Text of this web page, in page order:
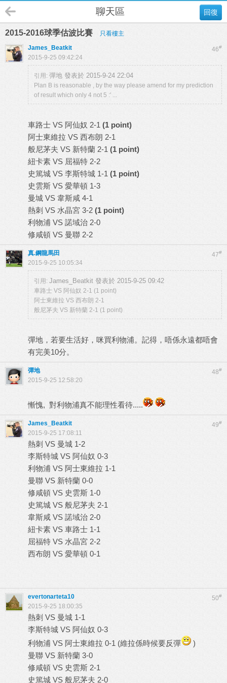
回復
聊天區
2015-2016球季估波比賽 只看樓主
46#
James_Beatkit
2015-9-25 09:42:24
引用: 彈地 發表於 2015-9-24 22:04
Plan B is reasonable , by the way please amend for my prediction
of result which only 4 not 5 :' ...
車路士 VS 阿仙奴 2-1 (1 point)
阿士東維拉 VS 西布朗 2-1
般尼茅夫 VS 新特蘭 2-1 (1 point)
紐卡素 VS 屈福特 2-2
史篤城 VS 李斯特城 1-1 (1 point)
史雲斯 VS 愛華頓 1-3
曼城 VS 韋斯咸 4-1
熱刺 VS 水晶宮 3-2 (1 point)
利物浦 VS 諾域治 2-0
修咸頓 VS 曼聯 2-2
47#
真.鋼龍馬田
2015-9-25 10:05:34
引用: James_Beatkit 發表於 2015-9-25 09:42
車路士 VS 阿仙奴 2-1 (1 point)
阿士東維拉 VS 西布朗 2-1
般尼茅夫 VS 新特蘭 2-1 (1 point)
彈地，若要生活好，咪買利物浦。記得，唔係永遠都唔會
有完美10分。
48#
彈地
2015-9-25 12:58:20
慚愧, 對利物浦真不能理性看待.....
49#
James_Beatkit
2015-9-25 17:08:11
熱刺 VS 曼城 1-2
李斯特城 VS 阿仙奴 0-3
利物浦 VS 阿士東維拉 1-1
曼聯 VS 新特蘭 0-0
修咸頓 VS 史雲斯 1-0
史篤城 VS 般尼茅夫 2-1
韋斯咸 VS 諾域治 2-0
紐卡素 VS 車路士 1-1
屈福特 VS 水晶宮 2-2
西布朗 VS 愛華頓 0-1
50#
evertonarteta10
2015-9-25 18:00:35
熱刺 VS 曼城 1-1
李斯特城 VS 阿仙奴 0-3
利物浦 VS 阿士東維拉 0-1 (維拉係時候要反彈
)
曼聯 VS 新特蘭 3-0
修咸頓 VS 史雲斯 2-1
史篤城 VS 般尼茅夫 2-0